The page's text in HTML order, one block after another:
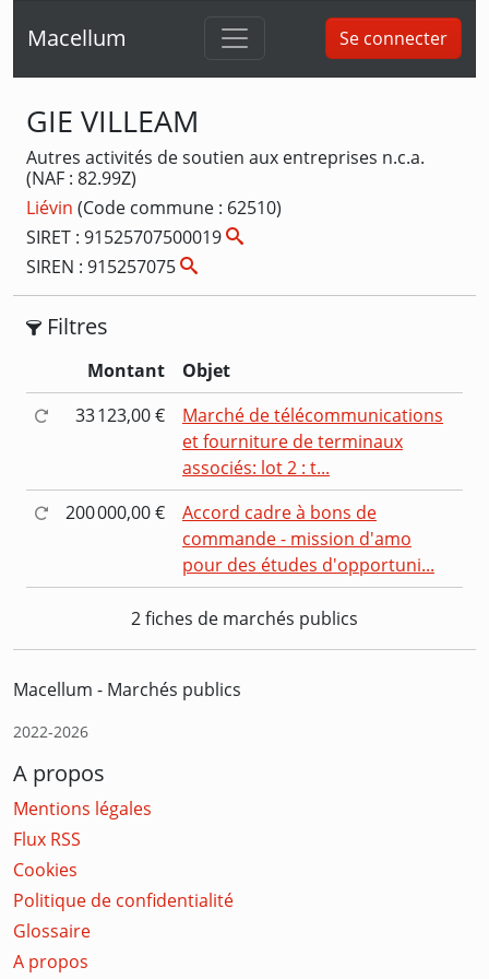
Macellum Se connecter
GIE VILLEAM
Autres activités de soutien aux entreprises n.c.a.
(NAF : 82.99Z)
Liévin (Code commune : 62510)
SIRET : 91525707500019
SIREN : 915257075
Filtres
Montant
Objet
33 123,00 €
Marché de télécommunications
et fourniture de terminaux
associés: lot 2 : t...
200 000,00 €
Accord cadre à bons de
commande - mission d'amo
pour des études d'opportuni...
2 fiches de marchés publics
Macellum - Marchés publics
2022-2026
A propos
Mentions légales
Flux RSS
Cookies
Politique de confidentialité
Glossaire
A propos